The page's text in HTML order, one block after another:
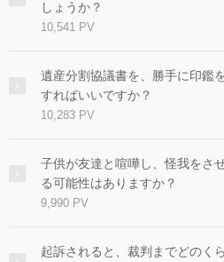
しょうか？
10,541 PV
遺産分割協議書を、勝手に印鑑
すればいいですか？
10,283 PV
子供が友達と喧嘩し、怪我をさ
る可能性はありますか？
9,990 PV
起訴されると、裁判までどのく